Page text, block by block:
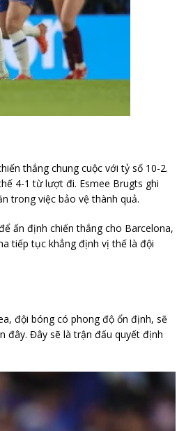
thắng chung cuộc với tỷ số 10-2.
4-1 từ lượt đi. Esmee Brugts ghi
trong việc bảo vệ thành quả.
ấn định chiến thắng cho Barcelona,
tiếp tục khẳng định vị thế là đội
đội bóng có phong độ ổn định, sẽ
đây. Đây sẽ là trận đấu quyết định